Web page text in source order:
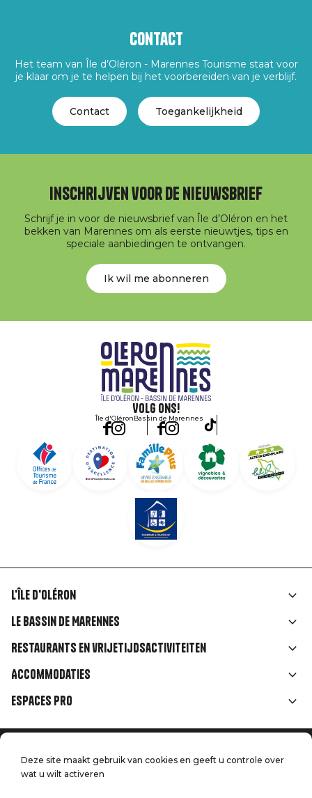
Contact
Het team van Île d’Oléron - Marennes Tourisme staat voor
je klaar om je te helpen bij het voorbereiden van je verblijf.
Contact Toegankelijkheid
Inschrijven voor de nieuwsbrief
Schrijf je in voor de nieuwsbrief van Île d’Oléron en het
bekken van Marennes om als eerste nieuwtjes, tips en
speciale aanbiedingen te ontvangen.
Ik wil me abonneren
Volg ons!
Île d'OléronBassin de Marennes
Liens
rubriques
L'île d'Oléron
Le Bassin de Marennes
Restaurants en vrijetijdsactiviteiten
Accommodaties
Espaces Pro
Menu
Juridische informatie
Druk op
Deze site maakt gebruik van cookies en geeft u controle over
wat u wilt activeren